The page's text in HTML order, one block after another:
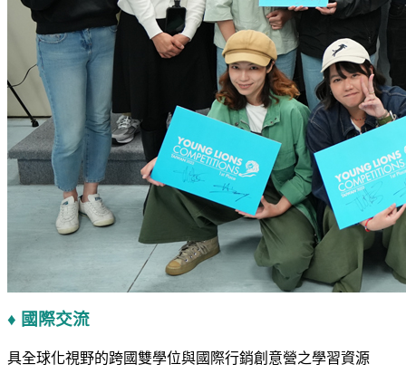
♦ 國際交流
具全球化視野的跨國雙學位與國際行銷創意營之學習資源